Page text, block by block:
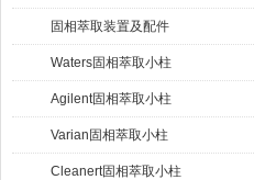
固相萃取装置及配件
Waters固相萃取小柱
Agilent固相萃取小柱
Varian固相萃取小柱
Cleanert固相萃取小柱